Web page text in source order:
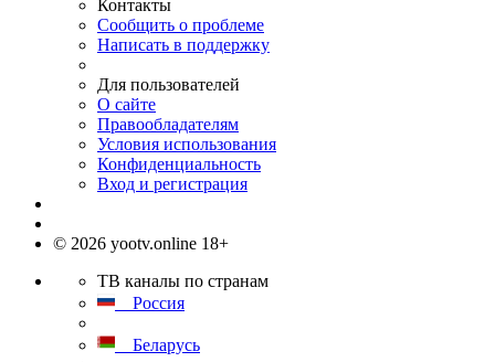
Контакты
Сообщить о проблеме
Написать в поддержку
Для пользователей
О сайте
Правообладателям
Условия использования
Конфиденциальность
Вход и регистрация
© 2026 yootv.online 18+
ТВ каналы по странам
Россия
Беларусь